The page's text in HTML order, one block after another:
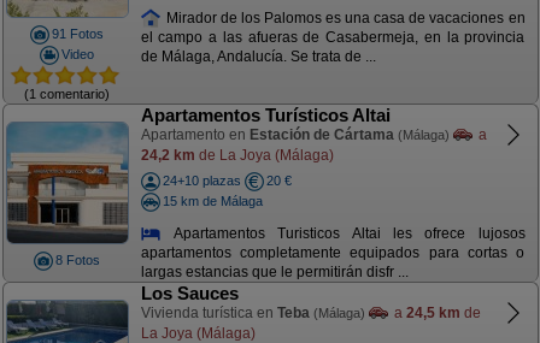
91 Fotos
Video
(1 comentario)
Mirador de los Palomos es una casa de vacaciones en
el campo a las afueras de Casabermeja, en la provincia
de Málaga, Andalucía. Se trata de ...
8 Fotos
Apartamentos Turísticos Altai
Apartamento en Estación de Cártama (Málaga)
a
24,2 km de La Joya (Málaga)
24+10 plazas
20 €
15 km de Málaga
Apartamentos Turisticos Altai les ofrece lujosos
apartamentos completamente equipados para cortas o
largas estancias que le permitirán disfr ...
Los Sauces
Vivienda turística en Teba (Málaga) a 24,5 km de
La Joya (Málaga)